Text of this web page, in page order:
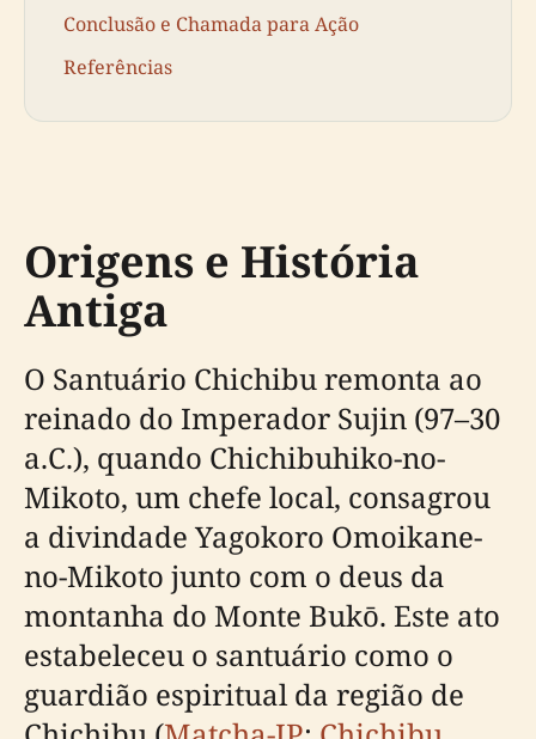
Conclusão e Chamada para Ação
Referências
Origens e História
Antiga
O Santuário Chichibu remonta ao
reinado do Imperador Sujin (97–30
a.C.), quando Chichibuhiko-no-
Mikoto, um chefe local, consagrou
a divindade Yagokoro Omoikane-
no-Mikoto junto com o deus da
montanha do Monte Bukō. Este ato
estabeleceu o santuário como o
guardião espiritual da região de